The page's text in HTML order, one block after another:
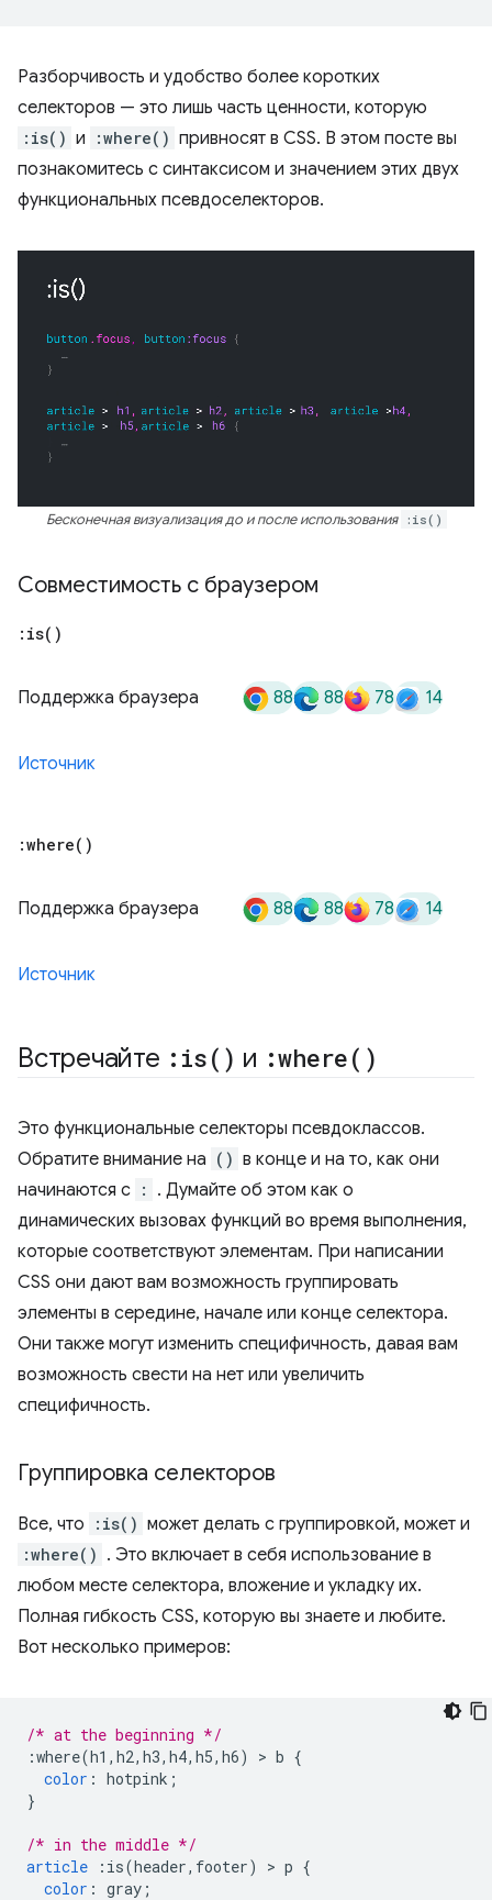
Разборчивость и удобство более коротких
селекторов — это лишь часть ценности, которую
:is() и :where() привносят в CSS. В этом посте вы
познакомитесь с синтаксисом и значением этих двух
функциональных псевдоселекторов.
Бесконечная визуализация до и после использования :is()
Совместимость с браузером
: is( )
Поддержка браузера 88 88 78 14
Источник
:where( )
Поддержка браузера 88 88 78 14
Источник
Встречайте : is( ) и :where( )
Это функциональные селекторы псевдоклассов.
Обратите внимание на () в конце и на то, как они
начинаются с :
. Думайте об этом как о
динамических вызовах функций во время выполнения,
которые соответствуют элементам. При написании
CSS они дают вам возможность группировать
элементы в середине, начале или конце селектора.
Они также могут изменить специфичность, давая вам
возможность свести на нет или увеличить
специфичность.
Группировка селекторов
Все, что :is() может делать с группировкой, может и
:where() . Это включает в себя использование в
любом месте селектора, вложение и укладку их.
Полная гибкость CSS, которую вы знаете и любите.
Вот несколько примеров:
/* at the beginning */
:where(h1 , h2, h3, h4, h5, h6) > b {
color : hotpink ;
}
/* in the middle */
article
: is(header, footer) > p {
color : gray ;